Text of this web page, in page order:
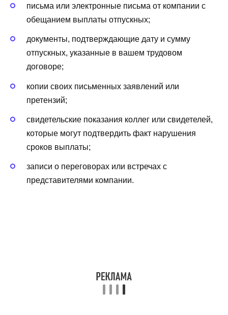
письма или электронные письма от компании с
обещанием выплаты отпускных;
документы, подтверждающие дату и сумму
отпускных, указанные в вашем трудовом
договоре;
копии своих письменных заявлений или
претензий;
свидетельские показания коллег или свидетелей,
которые могут подтвердить факт нарушения
сроков выплаты;
записи о переговорах или встречах с
представителями компании.